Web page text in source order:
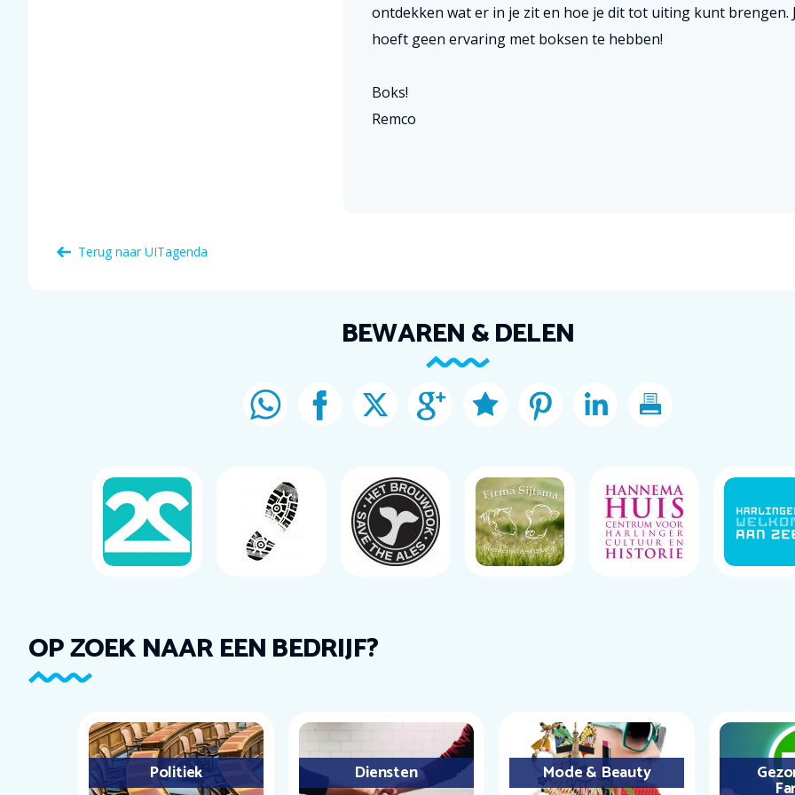
ontdekken wat er in je zit en hoe je dit tot uiting kunt brengen.
hoeft geen ervaring met boksen te hebben!
Boks!
Remco
Terug naarUITagenda
BEWAREN & DELEN
OP ZOEK NAAR EEN BEDRIJF?
Politiek Diensten Mode & Beauty